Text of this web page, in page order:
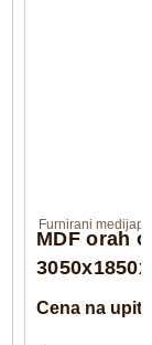
Furnirani
MDF orah
Cena na upit